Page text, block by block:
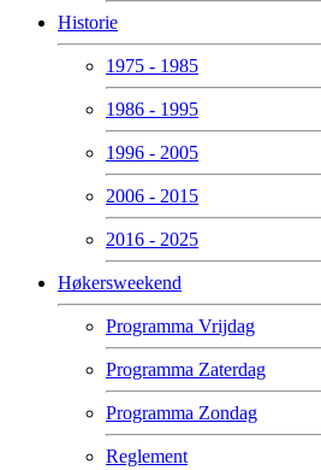
Historie
1975 - 1985
1986 - 1995
1996 - 2005
2006 - 2015
2016 - 2025
Høkersweekend
Programma Vrijdag
Programma Zaterdag
Programma Zondag
Reglement